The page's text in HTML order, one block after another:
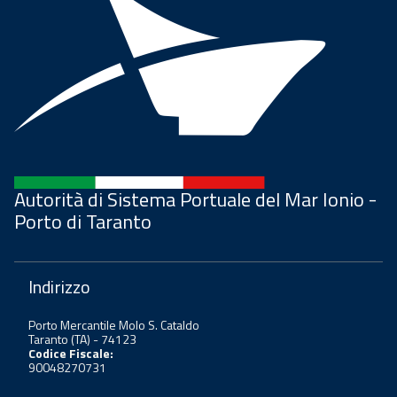
Autorità di Sistema Portuale del Mar Ionio -
Porto di Taranto
Indirizzo
Porto Mercantile Molo S. Cataldo
Taranto (TA) - 74123
Codice Fiscale:
90048270731